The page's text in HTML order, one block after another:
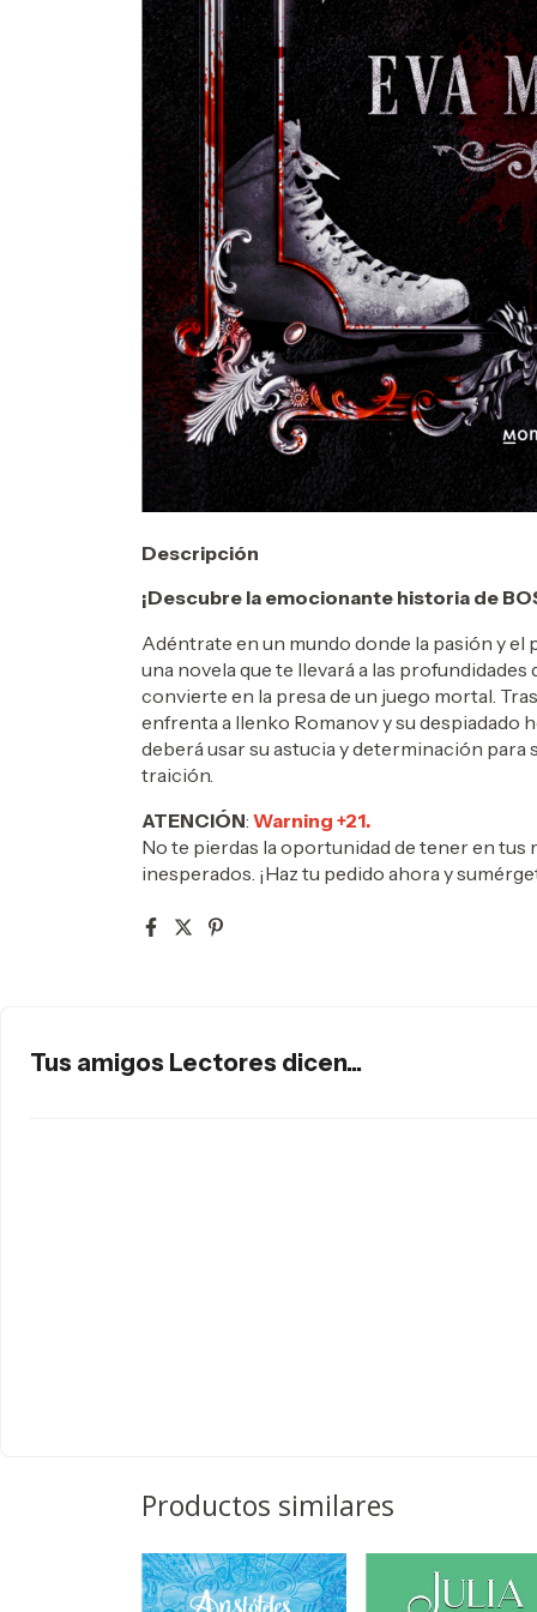
Descripción
¡Descubre la emocionante historia de
Adéntrate en un mundo donde la pasión y el
una novela que te llevará a las profundidades
convierte en la presa de un juego mortal.
enfrenta a Ilenko Romanov y su despiadado
deberá usar su astucia y determinación
traición.
ATENCIÓN: Warning +21.
No te pierdas la oportunidad de tener en
inesperados. ¡Haz tu pedido ahora y
Tus amigos Lectores dicen...
Productos similares